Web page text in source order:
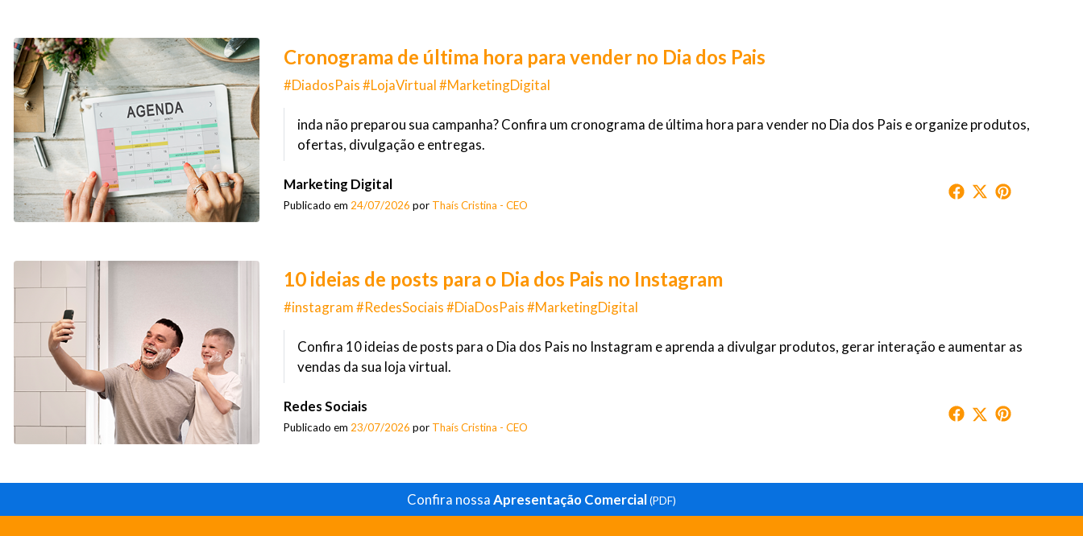
Cronograma de última hora para vender no Dia dos Pais
#DiadosPais #LojaVirtual #MarketingDigital
inda não preparou sua campanha? Confira um cronograma de última hora para vender no Dia dos Pais e organize produtos,
ofertas, divulgação e entregas.
Marketing Digital
Publicado em 24/07/2026 por Thaís Cristina - CEO
10 ideias de posts para o Dia dos Pais no Instagram
#instagram #RedesSociais #DiaDosPais #MarketingDigital
Confira 10 ideias de posts para o Dia dos Pais no Instagram e aprenda a divulgar produtos, gerar interação e aumentar as
vendas da sua loja virtual.
Redes Sociais
Publicado em 23/07/2026 por Thaís Cristina - CEO
Confira nossaApresentação Comercial(PDF)